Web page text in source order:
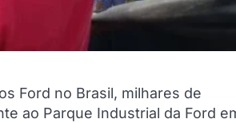
Ford no Brasil, milhares de
ao Parque Industrial da Ford